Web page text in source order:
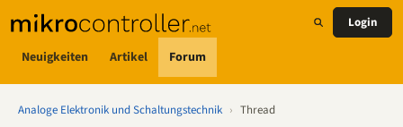
Neuigkeiten Artikel Forum
Login
Analoge Elektronik und Schaltungstechnik › Thread